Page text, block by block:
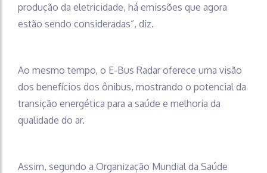
produção da eletricidade, há emissões que agora
estão sendo consideradas”, diz.
Ao mesmo tempo, o E-Bus Radar oferece uma visão
dos benefícios dos ônibus, mostrando o potencial da
transição energética para a saúde e melhoria da
qualidade do ar.
Assim, segundo a Organização Mundial da Saúde